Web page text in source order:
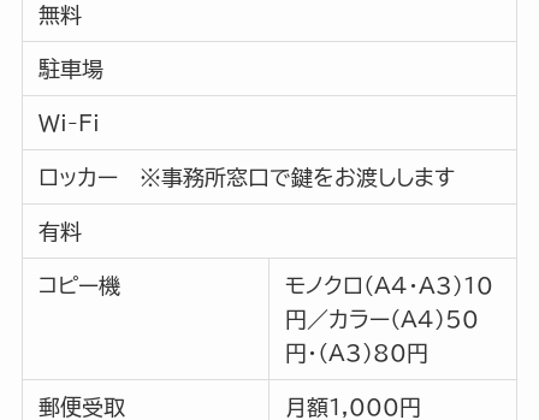
無料
駐車場
Wi-Fi
ロッカー ※事務所窓口で鍵をお渡しします
有料
コピー機
モノクロ（A4・A3）10
円／カラー（A4）50
円・（A3）80円
郵便受取 月額1,000円